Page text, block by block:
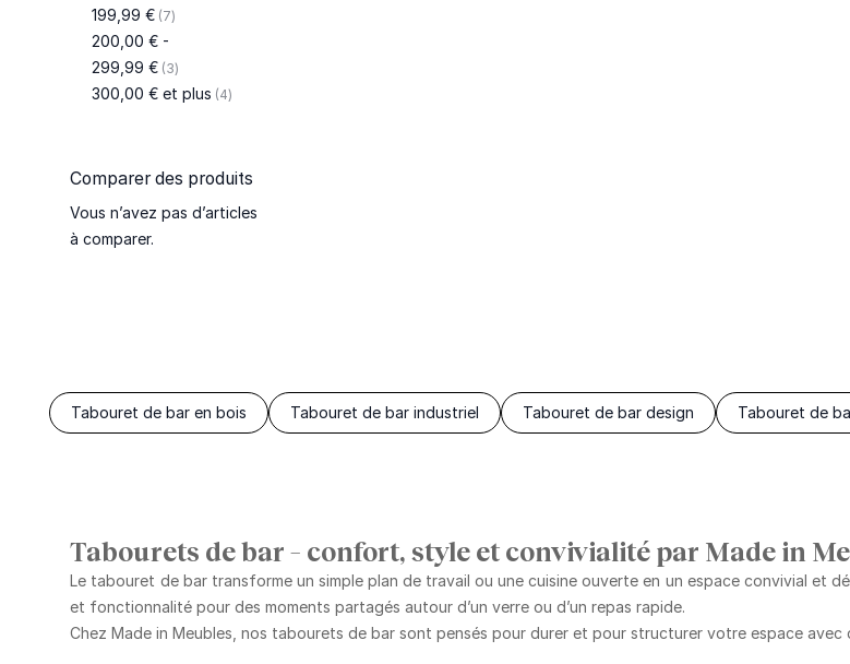
Tabouret de bar en bois Tabouret de bar industriel Tabouret de bar design Tabouret de
199,99 € 7articles
200,00 €-
299,99 € 3articles
300,00 €et plus 4articles
Comparer des produits
Vous n’avez pas d’articles
à comparer.
Tabourets de bar – confort, style et convivialité par Made in
Le tabouret de bar transforme un simple plan de travail ou une cuisine ouverte en un espace convivial et
et fonctionnalité pour des moments partagés autour d’un verre ou d’un repas rapide.
Chez Made in Meubles, nos tabourets de bar sont pensés pour durer et pour structurer votre espace avec